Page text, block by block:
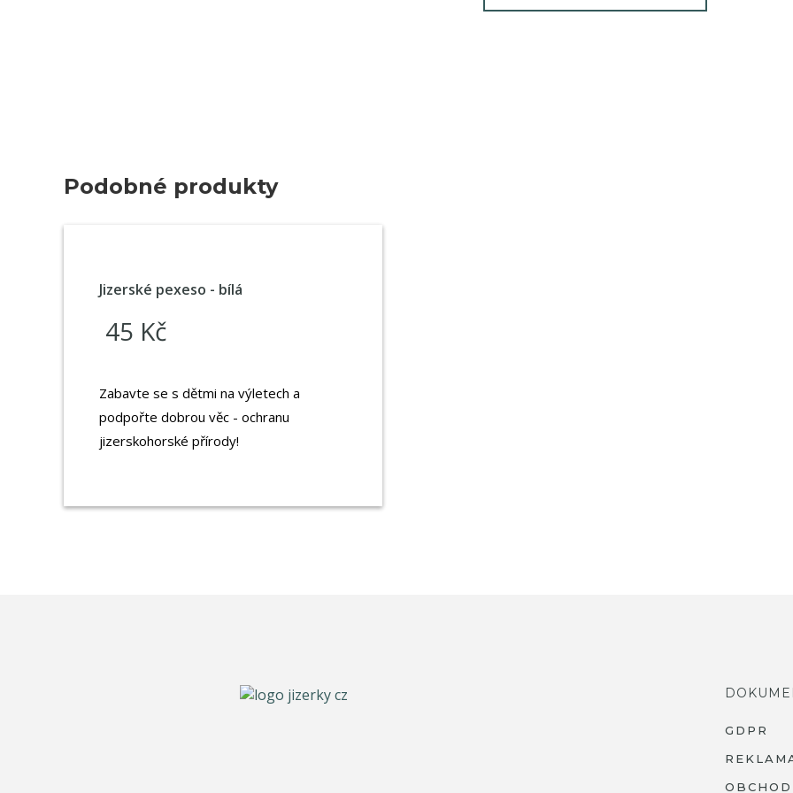
Podobné produkty
Jizerské pexeso - bílá
45 Kč
Zabavte se s dětmi na výletech a
podpořte dobrou věc - ochranu
jizerskohorské přírody!
GDPR